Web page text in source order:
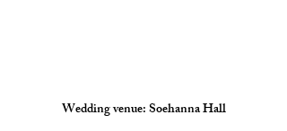
Wedding venue: Soehanna Hall